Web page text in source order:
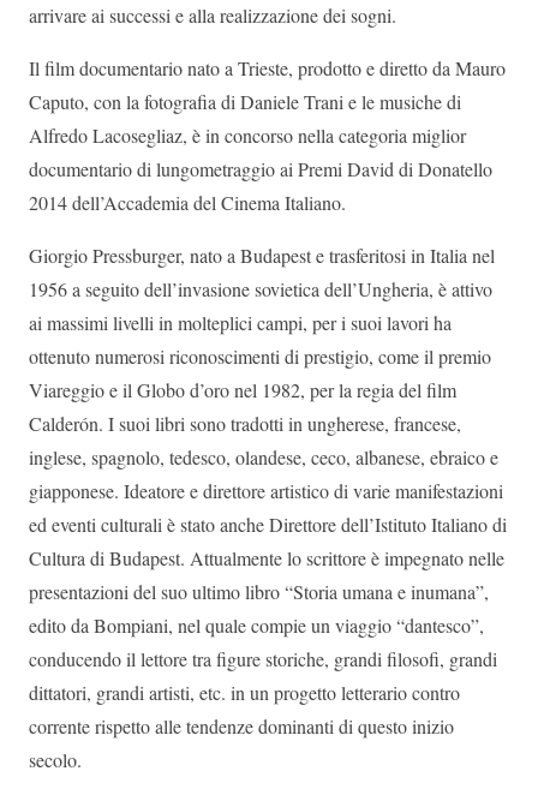
arrivare ai successi e alla realizzazione dei sogni.
Il film documentario nato a Trieste, prodotto e diretto da Mauro
Caputo, con la fotografia di Daniele Trani e le musiche di
Alfredo Lacosegliaz, è in concorso nella categoria miglior
documentario di lungometraggio ai Premi David di Donatello
2014 dell’Accademia del Cinema Italiano.
Giorgio Pressburger, nato a Budapest e trasferitosi in Italia nel
1956 a seguito dell’invasione sovietica dell’Ungheria, è attivo
ai massimi livelli in molteplici campi, per i suoi lavori ha
ottenuto numerosi riconoscimenti di prestigio, come il premio
Viareggio e il Globo d’oro nel 1982, per la regia del film
Calderón. I suoi libri sono tradotti in ungherese, francese,
inglese, spagnolo, tedesco, olandese, ceco, albanese, ebraico e
giapponese. Ideatore e direttore artistico di varie manifestazioni
ed eventi culturali è stato anche Direttore dell’Istituto Italiano di
Cultura di Budapest. Attualmente lo scrittore è impegnato nelle
presentazioni del suo ultimo libro “Storia umana e inumana”,
edito da Bompiani, nel quale compie un viaggio “dantesco”,
conducendo il lettore tra figure storiche, grandi filosofi, grandi
dittatori, grandi artisti, etc. in un progetto letterario contro
corrente rispetto alle tendenze dominanti di questo inizio
secolo.